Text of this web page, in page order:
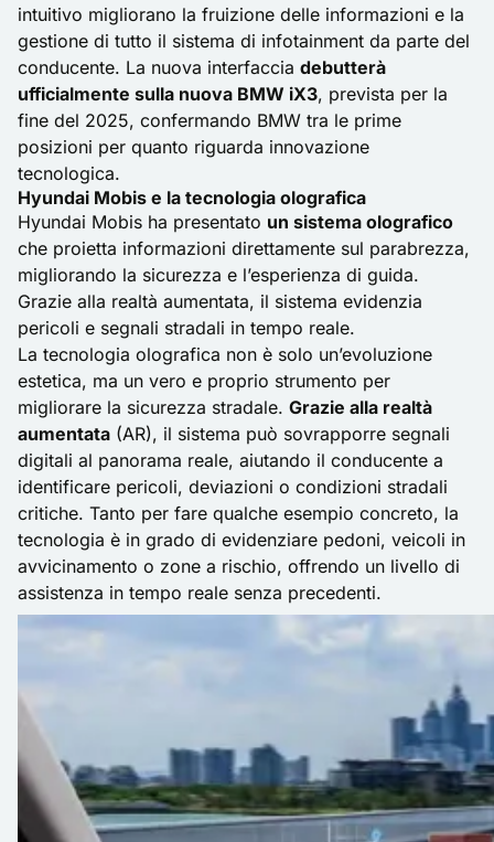
intuitivo migliorano la fruizione delle informazioni e la
gestione di tutto il sistema di infotainment da parte del
conducente. La nuova interfaccia debutterà
ufficialmente sulla nuova BMW iX3, prevista per la
fine del 2025, confermando BMW tra le prime
posizioni per quanto riguarda innovazione
tecnologica.
Hyundai Mobis e la tecnologia olografica
Hyundai Mobis ha presentato un sistema olografico
che proietta informazioni direttamente sul parabrezza,
migliorando la sicurezza e l’esperienza di guida.
Grazie alla realtà aumentata, il sistema evidenzia
pericoli e segnali stradali in tempo reale.
La tecnologia olografica non è solo un’evoluzione
estetica, ma un vero e proprio strumento per
migliorare la sicurezza stradale. Grazie alla realtà
aumentata (AR), il sistema può sovrapporre segnali
digitali al panorama reale, aiutando il conducente a
identificare pericoli, deviazioni o condizioni stradali
critiche. Tanto per fare qualche esempio concreto, la
tecnologia è in grado di evidenziare pedoni, veicoli in
avvicinamento o zone a rischio, offrendo un livello di
assistenza in tempo reale senza precedenti.